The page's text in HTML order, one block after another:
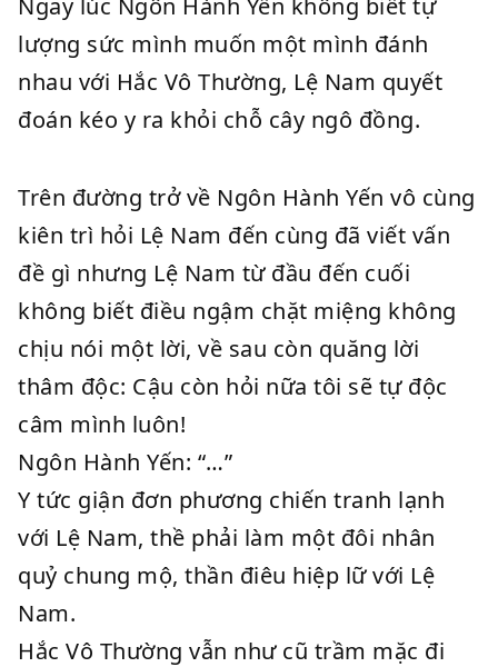
Ngay lúc Ngôn Hành Yến không biết tự
lượng sức mình muốn một mình đánh
nhau với Hắc Vô Thường, Lệ Nam quyết
đoán kéo y ra khỏi chỗ cây ngô đồng.
Trên đường trở về Ngôn Hành Yến vô cùng
kiên trì hỏi Lệ Nam đến cùng đã viết vấn
đề gì nhưng Lệ Nam từ đầu đến cuối
không biết điều ngậm chặt miệng không
chịu nói một lời, về sau còn quăng lời
thâm độc: Cậu còn hỏi nữa tôi sẽ tự độc
câm mình luôn!
Ngôn Hành Yến: “…”
Y tức giận đơn phương chiến tranh lạnh
với Lệ Nam, thề phải làm một đôi nhân
quỷ chung mộ, thần điêu hiệp lữ với Lệ
Nam.
Hắc Vô Thường vẫn như cũ trầm mặc đi